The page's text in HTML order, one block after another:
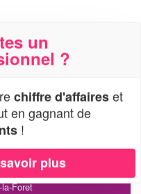
la-Foret
Foret
un
?
chiffre d'affaireset
en gagnant de
!
plus